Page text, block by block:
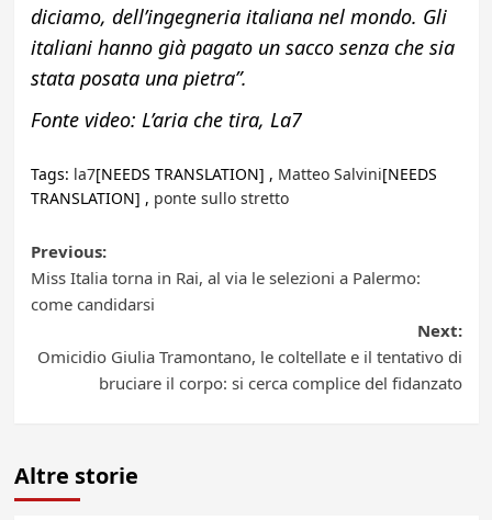
diciamo, dell’ingegneria italiana nel mondo. Gli
italiani hanno già pagato un sacco senza che sia
stata posata una pietra”.
Fonte video: L’aria che tira, La7
Tags: la7[NEEDS TRANSLATION] , Matteo Salvini[NEEDS
TRANSLATION] , ponte sullo stretto
Post
navigation
Previous:
Miss Italia torna in Rai, al via le selezioni a Palermo:
come candidarsi
Next:
Omicidio Giulia Tramontano, le coltellate e il tentativo di
bruciare il corpo: si cerca complice del fidanzato
Altre storie